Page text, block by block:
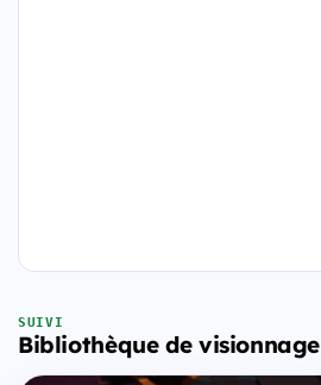
SUIVI
Bibliothèque de visionnage